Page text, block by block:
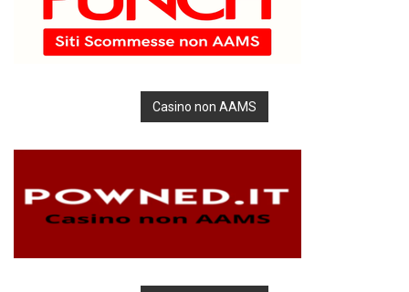
Casino non AAMS